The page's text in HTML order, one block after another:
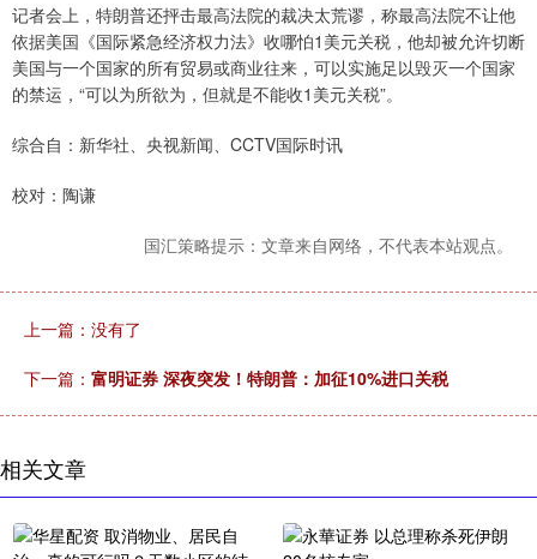
记者会上，特朗普还抨击最高法院的裁决太荒谬，称最高法院不让他
依据美国《国际紧急经济权力法》收哪怕1美元关税，他却被允许切断
美国与一个国家的所有贸易或商业往来，可以实施足以毁灭一个国家
的禁运，“可以为所欲为，但就是不能收1美元关税”。
综合自：新华社、央视新闻、CCTV国际时讯
校对：陶谦
国汇策略提示：文章来自网络，不代表本站观点。
上一篇：没有了
下一篇： 富明证券 深夜突发！特朗普：加征10%进口关税
相关文章